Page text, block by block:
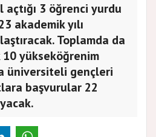
açtığı 3 öğrenci yurdu
akademik yılı
Toplamda da
10 yükseköğrenim
üniversiteli gençleri
başvurular 22